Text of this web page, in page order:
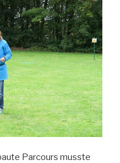
Parcours musste